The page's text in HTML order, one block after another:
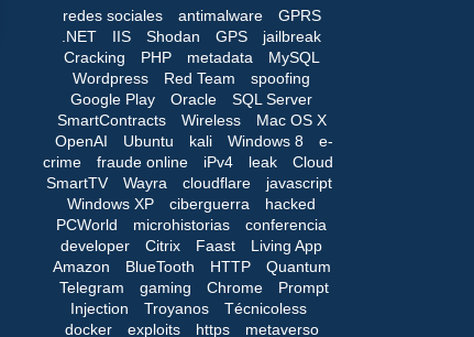
redes sociales
antimalware
GPRS
.NET
IIS Shodan GPS
jailbreak
Cracking
PHP metadata
MySQL
Wordpress
Red Team
spoofing
Google Play
Oracle
SQL Server
SmartContracts
Wireless
Mac OS X
OpenAI
Ubuntu kali Windows 8
e-
crime
fraude online iPv4 leak
Cloud
SmartTV
Wayra cloudflare
javascript
Windows XP
ciberguerra
hacked
PCWorld
microhistorias
conferencia
developer
Citrix Faast
Living App
Amazon
BlueTooth HTTP
Quantum
Telegram
gaming Chrome
Prompt
Injection
Troyanos
Técnicoless
docker
exploits https
metaverso